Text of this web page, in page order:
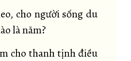
cho người sống du
là năm?
cho thanh tịnh điều